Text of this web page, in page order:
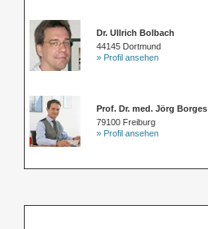
Dr. Ullrich Bolbach
44145 Dortmund
» Profil ansehen
Prof. Dr. med. Jörg Borges
79100 Freiburg
» Profil ansehen